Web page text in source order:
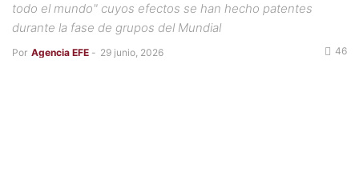
todo el mundo" cuyos efectos se han hecho patentes
durante la fase de grupos del Mundial
Por Agencia EFE - 29 junio, 2026 46